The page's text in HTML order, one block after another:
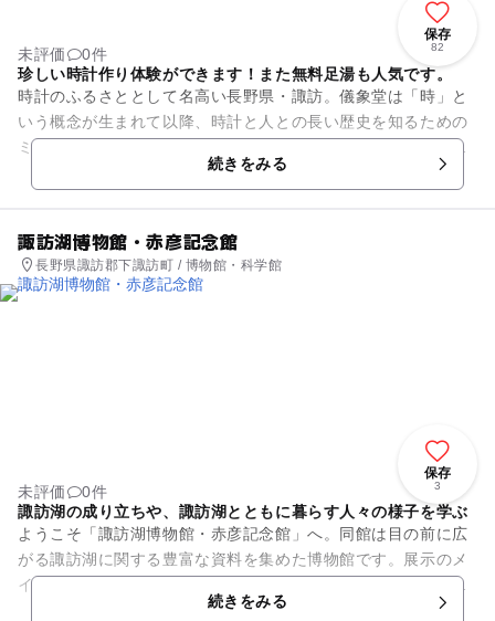
保存
82
未評価
0件
珍しい時計作り体験ができます！また無料足湯も人気です。
時計のふるさととして名高い長野県・諏訪。儀象堂は「時」と
いう概念が生まれて以降、時計と人との長い歴史を知るための
ミュージアムです。敷地内には機械式時計のルーツと言われて
いる「水運儀象台」をはじめ...続きをみる
諏訪湖博物館・赤彦記念館
長野県諏訪郡下諏訪町 / 博物館・科学館
保存
3
未評価
0件
諏訪湖の成り立ちや、諏訪湖とともに暮らす人々の様子を学ぶ
ようこそ「諏訪湖博物館・赤彦記念館」へ。同館は目の前に広
がる諏訪湖に関する豊富な資料を集めた博物館です。展示のメ
インテーマは「諏訪湖と人々のくらし」で、その様子を、諏訪
湖・漁具漁法・スケート・氷...続きをみる